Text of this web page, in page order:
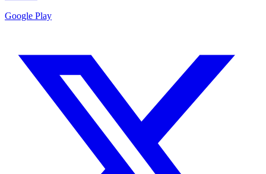
Google Play